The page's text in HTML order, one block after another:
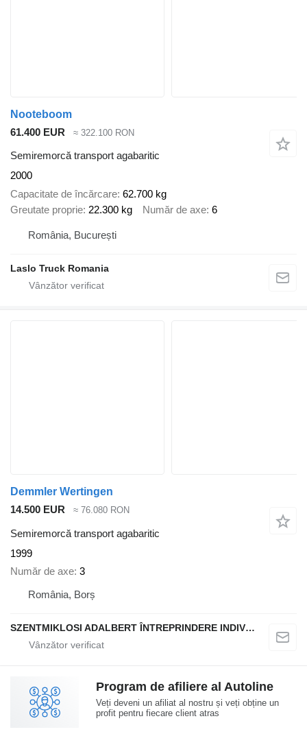
Nooteboom
61.400 EUR
≈ 322.100 RON
Semiremorcă transport agabaritic
2000
Capacitate de încărcare 62.700 kg
Greutate proprie 22.300 kg Număr de axe 6
România, București
Laslo Truck Romania
Demmler Wertingen
14.500 EUR
≈ 76.080 RON
Semiremorcă transport agabaritic
1999
Număr de axe 3
România, Borș
SZENTMIKLOSI ADALBERT ÎNTREPRINDERE INDIVIDUALĂ
Program de afiliere al Autoline
Veți deveni un afiliat al nostru și veți obține un
profit pentru fiecare client atras